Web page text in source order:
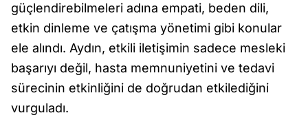
güçlendirebilmeleri adına empati, beden dili,
etkin dinleme ve çatışma yönetimi gibi konular
ele alındı. Aydın, etkili iletişimin sadece mesleki
başarıyı değil, hasta memnuniyetini ve tedavi
sürecinin etkinliğini de doğrudan etkilediğini
vurguladı.